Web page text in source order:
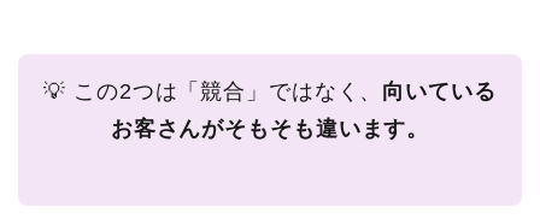
💡 この2つは「競合」ではなく、 向いている
お客さんがそもそも違います。